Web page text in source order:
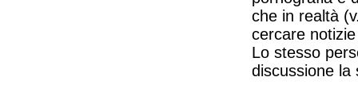
che in realtà
cercare
Lo stesso
discussione la